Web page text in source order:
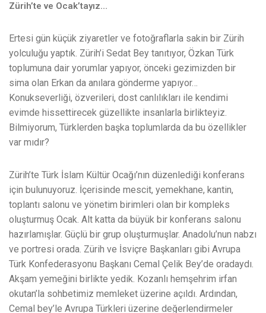
Zürih’te ve Ocak’tayız…
Ertesi gün küçük ziyaretler ve fotoğraflarla sakin bir Zürih
yolculuğu yaptık. Zürih’i Sedat Bey tanıtıyor, Özkan Türk
toplumuna dair yorumlar yapıyor, önceki gezimizden bir
sima olan Erkan da anılara gönderme yapıyor…
Konukseverliği, özverileri, dost canlılıkları ile kendimi
evimde hissettirecek güzellikte insanlarla birlikteyiz.
Bilmiyorum, Türklerden başka toplumlarda da bu özellikler
var mıdır?
Zürih’te Türk İslam Kültür Ocağı’nın düzenlediği konferans
için bulunuyoruz. İçerisinde mescit, yemekhane, kantin,
toplantı salonu ve yönetim birimleri olan bir kompleks
oluşturmuş Ocak. Alt katta da büyük bir konferans salonu
hazırlamışlar. Güçlü bir grup oluşturmuşlar. Anadolu’nun nabzı
ve portresi orada. Zürih ve İsviçre Başkanları gibi Avrupa
Türk Konfederasyonu Başkanı Cemal Çelik Bey’de oradaydı.
Akşam yemeğini birlikte yedik. Kozanlı hemşehrim irfan
okutan’la sohbetimiz memleket üzerine açıldı. Ardından,
Cemal bey’le Avrupa Türkleri üzerine değerlendirmeler